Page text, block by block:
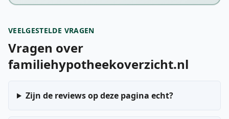
VEELGESTELDE VRAGEN
Vragen over
familiehypotheekoverzicht.nl
Zijn de reviews op deze pagina echt?